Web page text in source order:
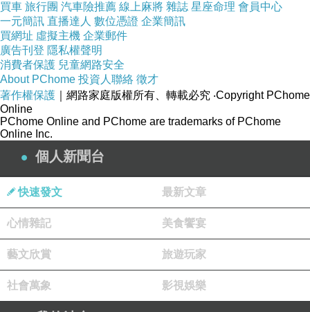
哦！對了！還有…
那首…〞有個傻子還愛著你〞很好聽～^^
（PO文日期：2026/5/7）
買車 旅行團 汽車險推薦 線上麻將 雜誌 星座命理 會員中心
一元簡訊 直播達人 數位憑證 企業簡訊
買網址 虛擬主機 企業郵件
廣告刊登 隱私權聲明
消費者保護 兒童網路安全
About PChome 投資人聯絡 徵才
著作權保護 ｜網路家庭版權所有、轉載必究 ‧Copyright PChome
Online
PChome Online and PChome are trademarks of PChome
Online Inc.
個人新聞台
快速發文 最新文章
心情雜記 美食饗宴
藝文欣賞 旅遊玩家
社會萬象 影視娛樂